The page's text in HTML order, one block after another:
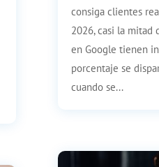
consiga clientes
2026, casi la mitad
en Google tienen
porcentaje se
cuando se...